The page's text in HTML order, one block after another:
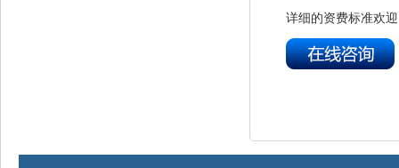
详细的资费标准欢